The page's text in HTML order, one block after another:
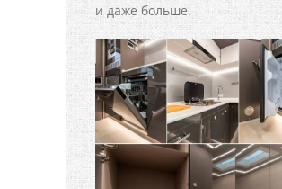
и даже больше.